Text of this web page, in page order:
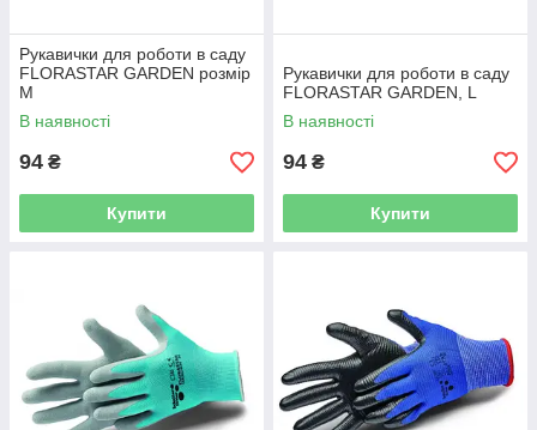
Рукавички для роботи в саду
FLORASTAR GARDEN розмір
М
В наявності
94 ₴
Купити
Рукавички для роботи в саду
FLORASTAR GARDEN, L
В наявності
94 ₴
Купити